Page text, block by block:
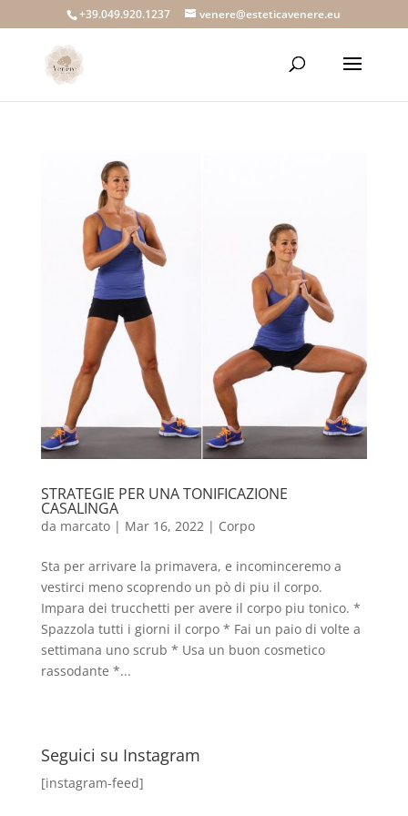
+39.049.920.1237 venere@esteticavenere.eu
STRATEGIE PER UNA TONIFICAZIONE
CASALINGA
da marcato| Mar 16, 2022| Corpo
Sta per arrivare la primavera, e incominceremo a
vestirci meno scoprendo un pò di piu il corpo.
Impara dei trucchetti per avere il corpo piu tonico. *
Spazzola tutti i giorni il corpo * Fai un paio di volte a
settimana uno scrub * Usa un buon cosmetico
rassodante *...
Seguici su Instagram
[instagram-feed]